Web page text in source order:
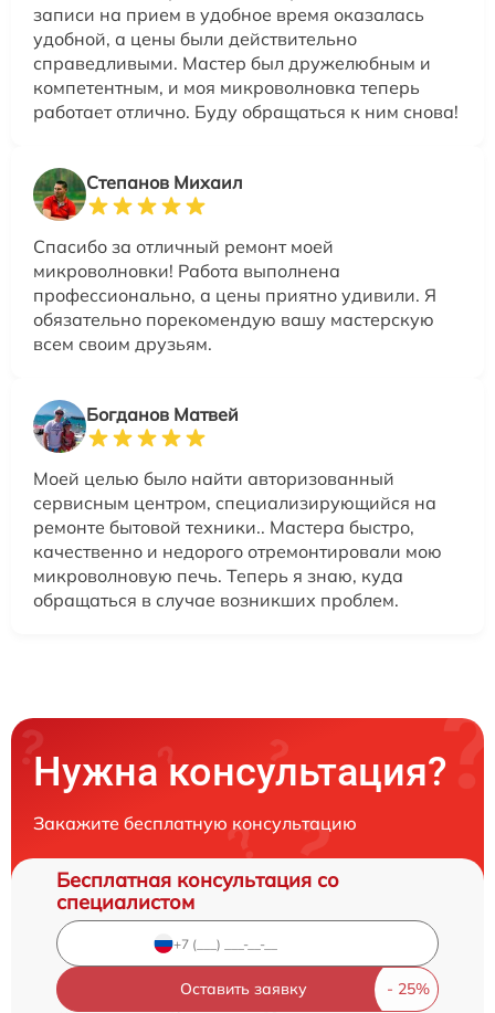
записи на прием в удобное время оказалась
удобной, а цены были действительно
справедливыми. Мастер был дружелюбным и
компетентным, и моя микроволновка теперь
работает отлично. Буду обращаться к ним снова!
Степанов Михаил
Спасибо за отличный ремонт моей
микроволновки! Работа выполнена
профессионально, а цены приятно удивили. Я
обязательно порекомендую вашу мастерскую
всем своим друзьям.
Богданов Матвей
Моей целью было найти авторизованный
сервисным центром, специализирующийся на
ремонте бытовой техники.. Мастера быстро,
качественно и недорого отремонтировали мою
микроволновую печь. Теперь я знаю, куда
обращаться в случае возникших проблем.
Нужна консультация?
Закажите бесплатную консультацию
Бесплатная консультация со
специалистом
Оставить заявку